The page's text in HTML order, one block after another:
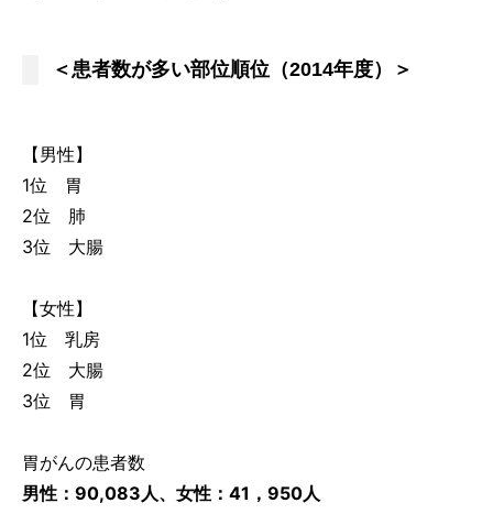
＜患者数が多い部位順位（2014年度）＞
【男性】
1位 胃
2位 肺
3位 大腸
【女性】
1位 乳房
2位 大腸
3位 胃
胃がんの患者数
男性：90,083人、女性：41，950人